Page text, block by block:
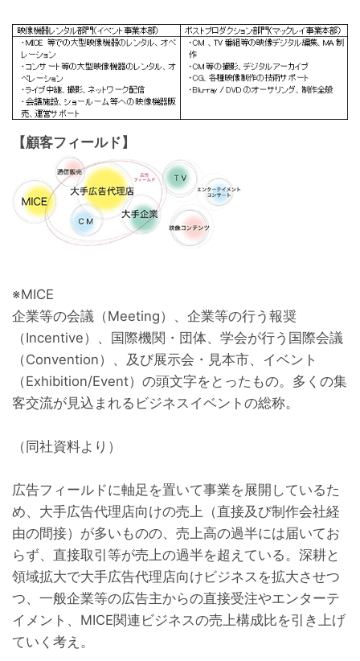
【顧客フィールド】
※MICE
企業等の会議（Meeting）、企業等の行う報奨
（Incentive）、国際機関・団体、学会が行う国際会議
（Convention）、及び展示会・見本市、イベント
（Exhibition/Event）の頭文字をとったもの。多くの集
客交流が見込まれるビジネスイベントの総称。
（同社資料より）
広告フィールドに軸足を置いて事業を展開しているた
め、大手広告代理店向けの売上（直接及び制作会社経
由の間接）が多いものの、売上高の過半には届いてお
らず、直接取引等が売上の過半を超えている。深耕と
領域拡大で大手広告代理店向けビジネスを拡大させつ
つ、一般企業等の広告主からの直接受注やエンターテ
イメント、MICE関連ビジネスの売上構成比を引き上げ
ていく考え。